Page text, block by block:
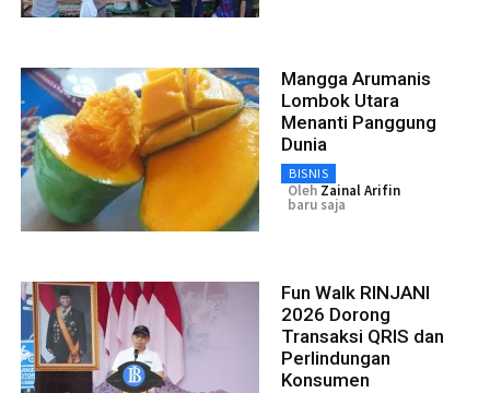
Mangga Arumanis
Lombok Utara
Menanti Panggung
Dunia
BISNIS
Oleh Zainal Arifin
baru saja
Fun Walk RINJANI
2026 Dorong
Transaksi QRIS dan
Perlindungan
Konsumen